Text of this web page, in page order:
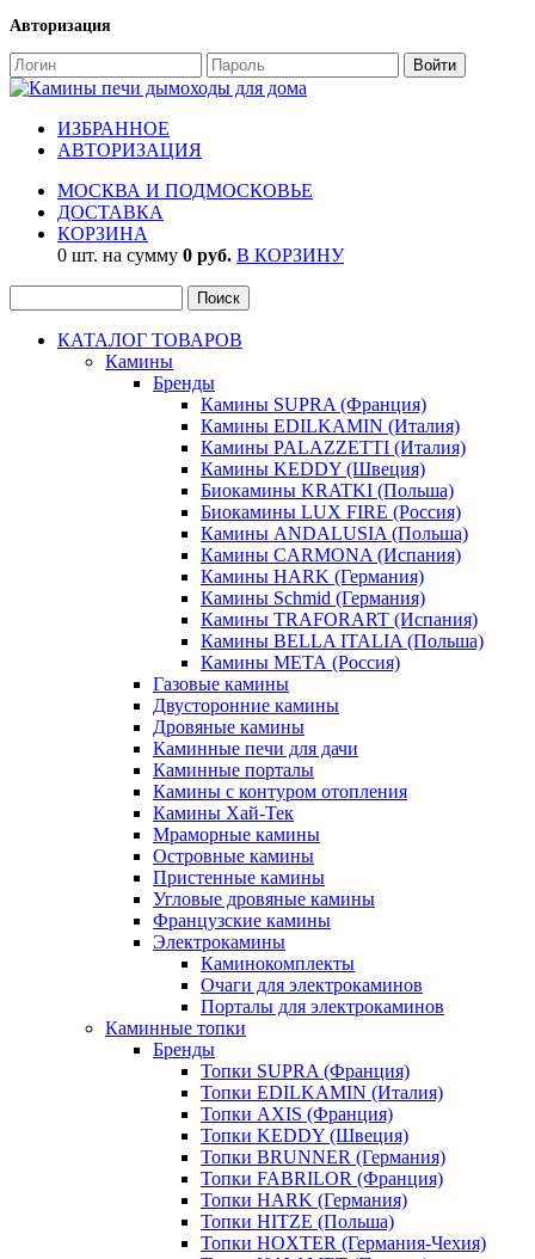
Авторизация
ИЗБРАННОЕ
АВТОРИЗАЦИЯ
МОСКВА И ПОДМОСКОВЬЕ
ДОСТАВКА
КОРЗИНА
0 шт. на сумму 0 руб. В КОРЗИНУ
КАТАЛОГ ТОВАРОВ
Камины
Бренды
Камины SUPRA (Франция)
Камины EDILKAMIN (Италия)
Камины PALAZZETTI (Италия)
Камины KEDDY (Швеция)
Биокамины KRATKI (Польша)
Биокамины LUX FIRE (Россия)
Камины ANDALUSIA (Польша)
Камины CARMONA (Испания)
Камины HARK (Германия)
Камины Schmid (Германия)
Камины TRAFORART (Испания)
Камины BELLA ITALIA (Польша)
Камины МЕТА (Россия)
Газовые камины
Двусторонние камины
Дровяные камины
Каминные печи для дачи
Каминные порталы
Камины с контуром отопления
Камины Хай-Тек
Мраморные камины
Островные камины
Пристенные камины
Угловые дровяные камины
Французские камины
Электрокамины
Каминокомплекты
Очаги для электрокаминов
Порталы для электрокаминов
Каминные топки
Бренды
Топки SUPRA (Франция)
Топки EDILKAMIN (Италия)
Топки AXIS (Франция)
Топки KEDDY (Швеция)
Топки BRUNNER (Германия)
Топки FABRILOR (Франция)
Топки HARK (Германия)
Топки HITZE (Польша)
Топки HOXTER (Германия-Чехия)